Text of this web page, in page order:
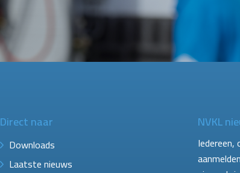
Direct naar
Downloads
Laatste nieuws
NVKL
Iedereen,